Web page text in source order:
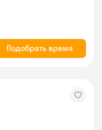
Подобрать время